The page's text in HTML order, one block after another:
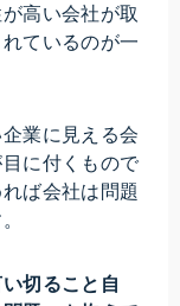
高い会社が取
ているのが一
業に見える会
に付くもので
ば会社は問題
切ること自